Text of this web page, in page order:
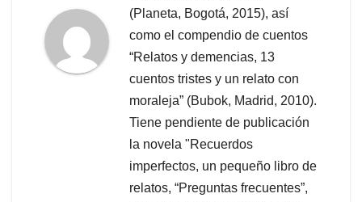
(Planeta, Bogotá, 2015), así
como el compendio de cuentos
“Relatos y demencias, 13
cuentos tristes y un relato con
moraleja” (Bubok, Madrid, 2010).
Tiene pendiente de publicación
la novela "Recuerdos
imperfectos, un pequeño libro de
relatos, “Preguntas frecuentes”,